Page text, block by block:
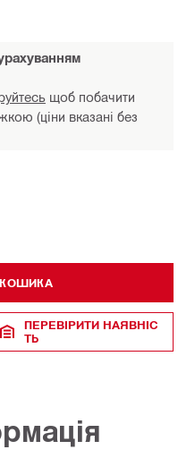
щоб побачити
(ціни вказані без
ПЕРЕВІРИТИ НАЯВНІС
ТЬ